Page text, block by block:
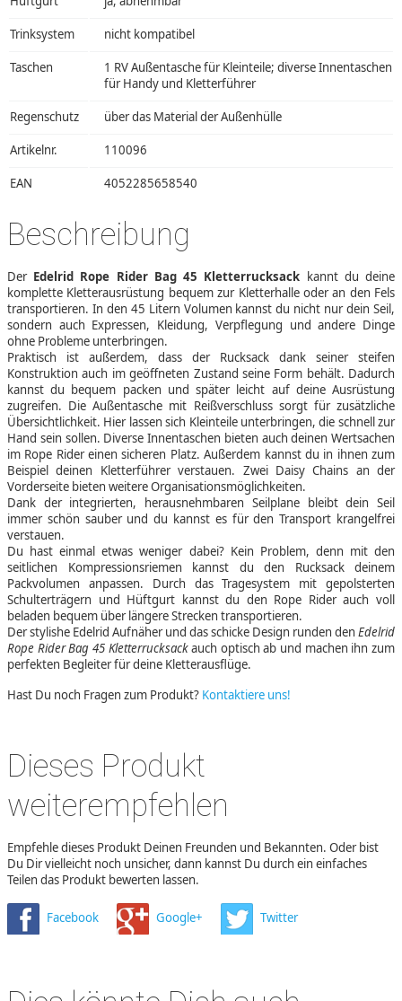
Trinksystem nicht kompatibel
Taschen
1 RV Außentasche für Kleinteile; diverse Innentaschen
für Handy und Kletterführer
Regenschutz über das Material der Außenhülle
Artikelnr. 110096
EAN 4052285658540
Beschreibung
Der Edelrid Rope Rider Bag 45 Kletterrucksack kannt du deine
komplette Kletterausrüstung bequem zur Kletterhalle oder an den Fels
transportieren. In den 45 Litern Volumen kannst du nicht nur dein Seil,
sondern auch Expressen, Kleidung, Verpflegung und andere Dinge
ohne Probleme unterbringen.
Praktisch ist außerdem, dass der Rucksack dank seiner steifen
Konstruktion auch im geöffneten Zustand seine Form behält. Dadurch
kannst du bequem packen und später leicht auf deine Ausrüstung
zugreifen. Die Außentasche mit Reißverschluss sorgt für zusätzliche
Übersichtlichkeit. Hier lassen sich Kleinteile unterbringen, die schnell zur
Hand sein sollen. Diverse Innentaschen bieten auch deinen Wertsachen
im Rope Rider einen sicheren Platz. Außerdem kannst du in ihnen zum
Beispiel deinen Kletterführer verstauen. Zwei Daisy Chains an der
Vorderseite bieten weitere Organisationsmöglichkeiten.
Dank der integrierten, herausnehmbaren Seilplane bleibt dein Seil
immer schön sauber und du kannst es für den Transport krangelfrei
verstauen.
Du hast einmal etwas weniger dabei? Kein Problem, denn mit den
seitlichen Kompressionsriemen kannst du den Rucksack deinem
Packvolumen anpassen. Durch das Tragesystem mit gepolsterten
Schulterträgern und Hüftgurt kannst du den Rope Rider auch voll
beladen bequem über längere Strecken transportieren.
Der stylishe Edelrid Aufnäher und das schicke Design runden den Edelrid
Rope Rider Bag 45 Kletterrucksackauch optisch ab und machen ihn zum
perfekten Begleiter für deine Kletterausflüge.
Hast Du noch Fragen zum Produkt? Kontaktiere uns!
Dieses Produkt
weiterempfehlen
Empfehle dieses Produkt Deinen Freunden und Bekannten. Oder bist
Du Dir vielleicht noch unsicher, dann kannst Du durch ein einfaches
Teilen das Produkt bewerten lassen.
Facebook Google+ Twitter